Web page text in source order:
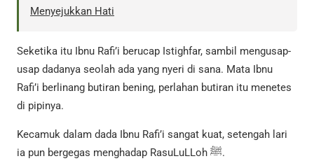
Menyejukkan Hati
Seketika itu Ibnu Rafi’i berucap Istighfar, sambil mengusap-
usap dadanya seolah ada yang nyeri di sana. Mata Ibnu
Rafi’i berlinang butiran bening, perlahan butiran itu menetes
di pipinya.
Kecamuk dalam dada Ibnu Rafi’i sangat kuat, setengah lari
ia pun bergegas menghadap RasuLuLLoh ﷺ.